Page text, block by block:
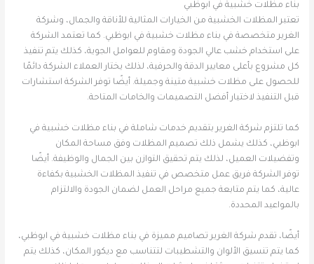
بناء مظلات خشبية في ابوظبي
تعتبر المظلات الخشبية من الخيارات المثالية للأناقة والجمال، وشركة
الغرير متخصصة في بناء مظلات خشبية في ابوظبي. كما تعتمد الشركة
على استخدام خشب عالي الجودة ومقاوم للعوامل الجوية، كذلك يتم تنفيذ
كل مشروع بأعلى معايير الدقة والحرفية، لذلك يختار العملاء الشركة دائمًا
للحصول على مظلات خشبية متينة وجميلة. أيضًا توفر الشركة استشارات
قبل التنفيذ لاختيار أفضل التصميمات والخامات المتاحة.
كما تلتزم شركة الغرير بتقديم خدمات شاملة في بناء مظلات خشبية في
ابوظبي، كذلك يشمل ذلك تصميم المظلات وفق مساحة المكان
وتفضيلات العميل، لذلك يتم تحقيق التوازن بين الجمال والوظيفة. أيضًا
توفر الشركة فريق عمل متخصص في تنفيذ المظلات الخشبية بكفاءة
عالية، كما يتم متابعة جميع مراحل العمل لضمان الجودة والالتزام
بالمواعيد المحددة.
أيضًا، تقدم شركة الغرير تصاميم مميزة في بناء مظلات خشبية في ابوظبي،
كما يتم تنسيق الألوان والتشطيبات لتتناسب مع ديكور المكان، كذلك يتم